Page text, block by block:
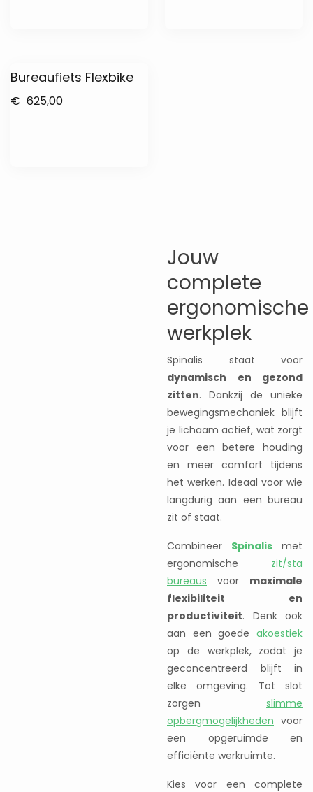
Bureaufiets Flexbike
€ 625,00
Jouw
complete
ergonomische
werkplek
Spinalis staat voor
dynamisch en gezond
zitten. Dankzij de unieke
bewegingsmechaniek blijft
je lichaam actief, wat zorgt
voor een betere houding
en meer comfort tijdens
het werken. Ideaal voor wie
langdurig aan een bureau
zit of staat.
Combineer Spinalis met
ergonomische zit/sta
bureaus voor maximale
flexibiliteit en
productiviteit. Denk ook
aan een goede akoestiek
op de werkplek, zodat je
geconcentreerd blijft in
elke omgeving. Tot slot
zorgen slimme
opbergmogelijkheden voor
een opgeruimde en
efficiënte werkruimte.
Kies voor een complete